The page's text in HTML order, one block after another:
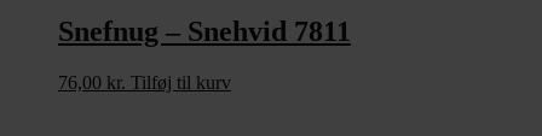
Snefnug – Snehvid 7811
76,00 kr. Tilføj til kurv